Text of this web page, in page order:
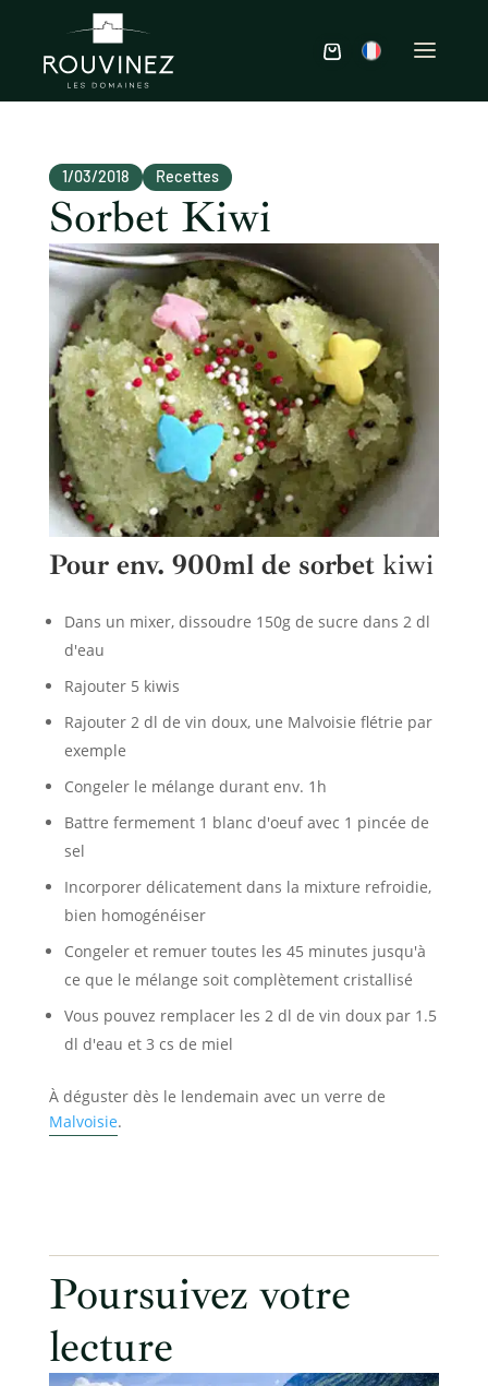
Sorbet Kiwi
1/03/2018 Recettes
Pour env. 900ml de sorbetkiwi
Dans un mixer, dissoudre 150g de sucre dans 2 dl
d'eau
Rajouter 5 kiwis
Rajouter 2 dl de vin doux, une Malvoisie flétrie par
exemple
Congeler le mélange durant env. 1h
Battre fermement 1 blanc d'oeuf avec 1 pincée de
sel
Incorporer délicatement dans la mixture refroidie,
bien homogénéiser
Congeler et remuer toutes les 45 minutes jusqu'à
ce que le mélange soit complètement cristallisé
Vous pouvez remplacer les 2 dl de vin doux par 1.5
dl d'eau et 3 cs de miel
À déguster dès le lendemain avec un verre de
Malvoisie.
Poursuivez votre
lecture